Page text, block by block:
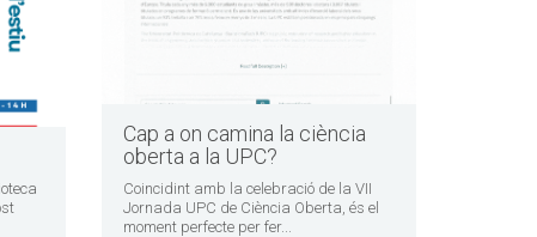
Cap a on camina la ciència
oberta a la UPC?
Coincidint amb la celebració de la VII
Jornada UPC de Ciència Oberta, és el
moment perfecte per fer...